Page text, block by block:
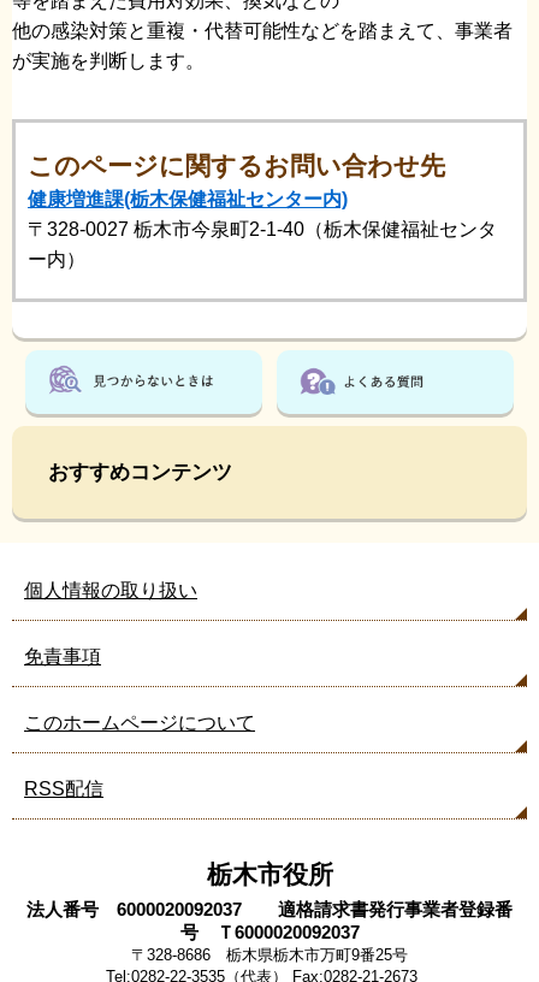
他の感染対策と重複・代替可能性などを踏まえて、事業者
が実施を判断します。
このページに関するお問い合わせ先
健康増進課(栃木保健福祉センター内)
〒328-0027 栃木市今泉町2-1-40（栃木保健福祉センタ
ー内）
おすすめコンテンツ
個人情報の取り扱い
免責事項
このホームページについて
RSS配信
栃木市役所
法人番号 6000020092037 適格請求書発行事業者登録番
号 Ｔ6000020092037
〒328-8686 栃木県栃木市万町9番25号
Tel:0282-22-3535（代表） Fax:0282-21-2673